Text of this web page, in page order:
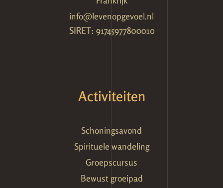
info@levenopgevoel.nl
Activiteiten
Schoningsavond
Spirituele wandeling
Groepscursus
Bewust groeipad